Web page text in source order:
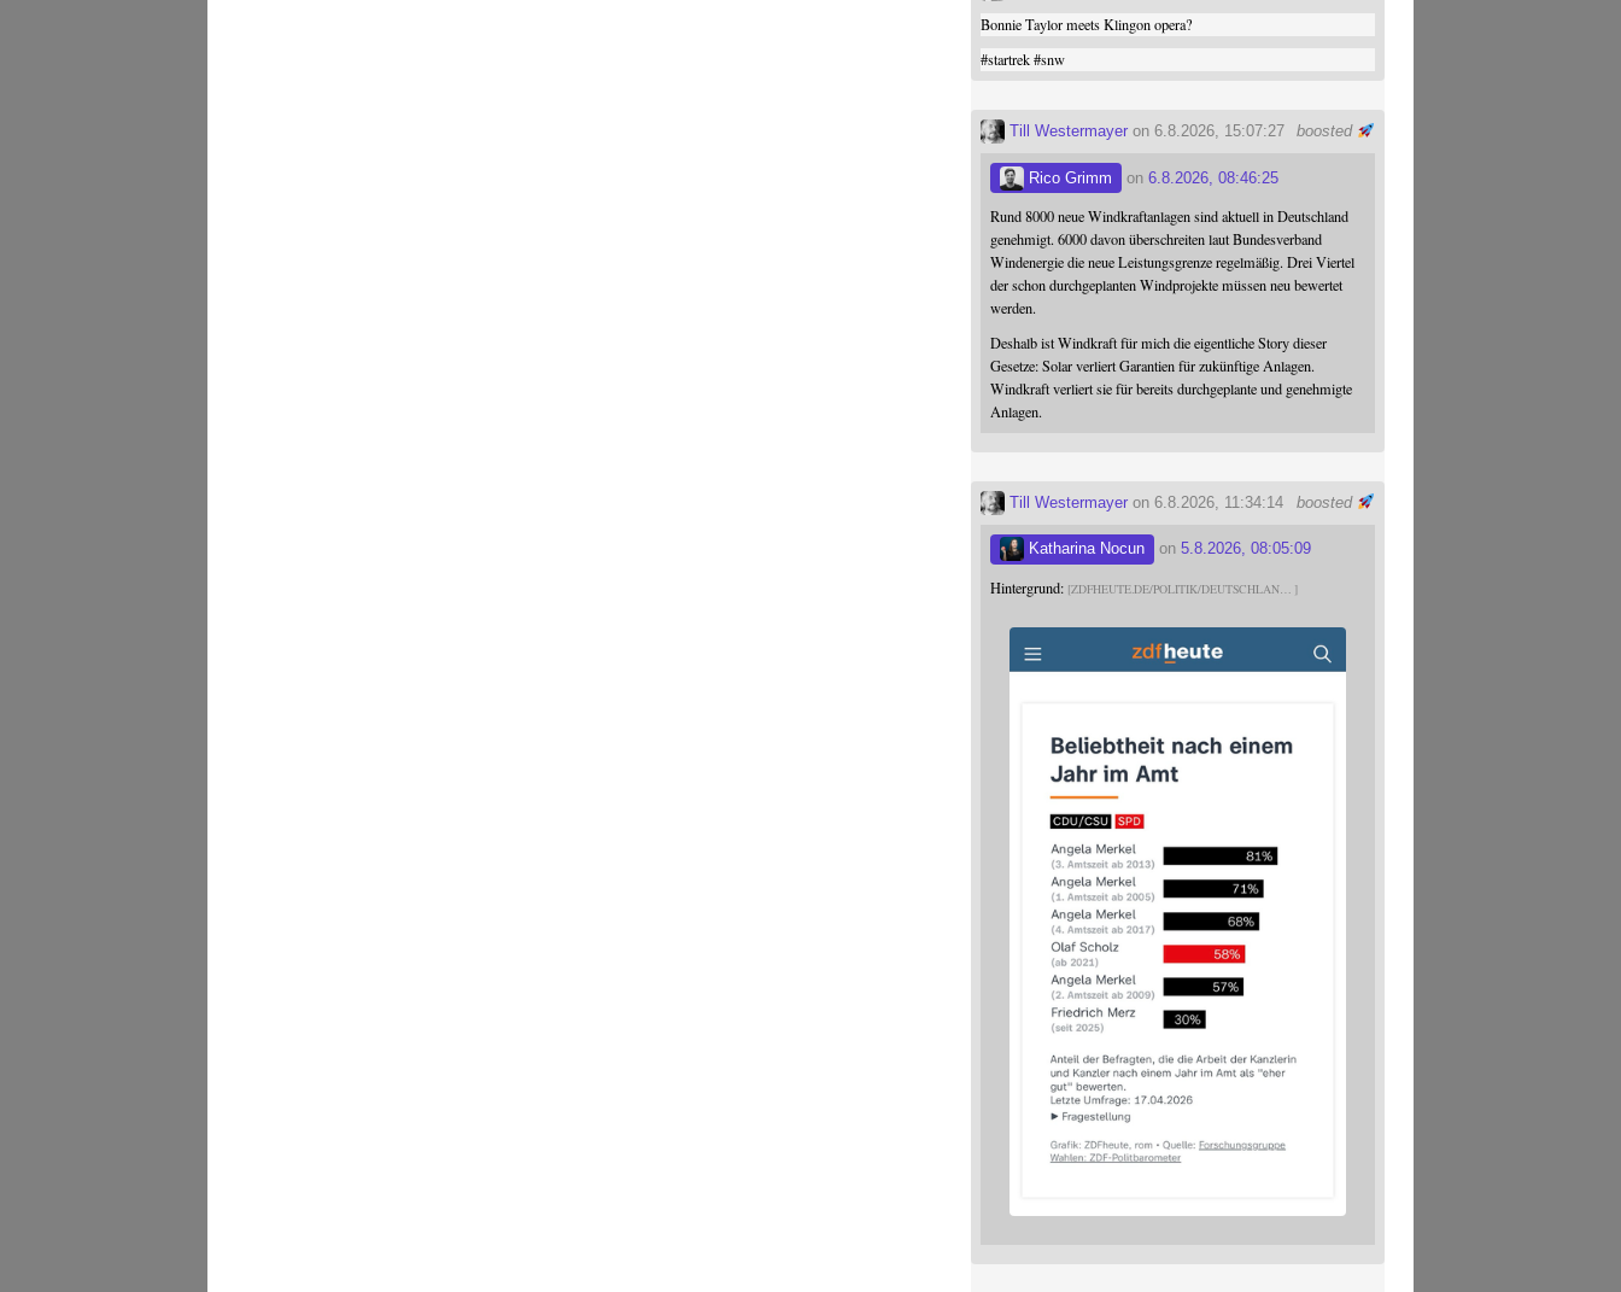
Bonnie Taylor meets Klingon opera?
#startrek #snw
boosted
Till Westermayer on 6.8.2026, 15:07:27
Rico Grimm on6.8.2026, 08:46:25
Rund 8000 neue Windkraftanlagen sind aktuell in Deutschland
genehmigt. 6000 davon überschreiten laut Bundesverband
Windenergie die neue Leistungsgrenze regelmäßig. Drei Viertel
der schon durchgeplanten Windprojekte müssen neu bewertet
werden.
Deshalb ist Windkraft für mich die eigentliche Story dieser
Gesetze: Solar verliert Garantien für zukünftige Anlagen.
Windkraft verliert sie für bereits durchgeplante und genehmigte
Anlagen.
boosted
Till Westermayer on 6.8.2026, 11:34:14
Katharina Nocun on5.8.2026, 08:05:09
Hintergrund: ZDFHEUTE.DE/POLITIK/DEUTSCHLAN